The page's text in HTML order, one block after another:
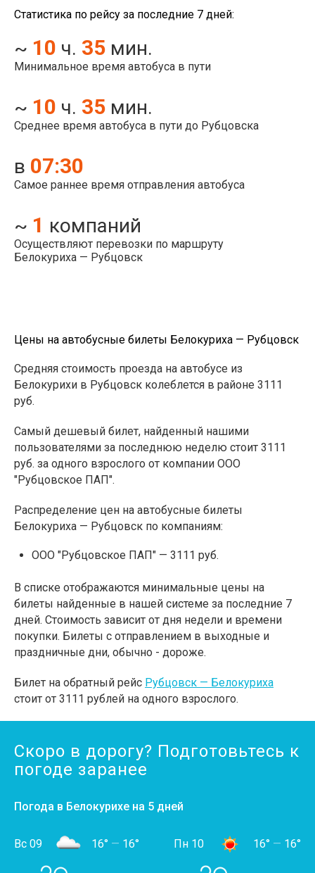
Статистика по рейсу за последние 7 дней:
~ 10 ч. 35 мин.
Минимальное время автобуса в пути
~ 10 ч. 35 мин.
Среднее время автобуса в пути до Рубцовска
в 07:30
Самое раннее время отправления автобуса
~ 1 компаний
Осуществляют перевозки по маршруту
Белокуриха — Рубцовск
Цены на автобусные билеты Белокуриха — Рубцовск
Средняя стоимость проезда на автобусе из
Белокурихи в Рубцовск колеблется в районе 3111
руб.
Самый дешевый билет, найденный нашими
пользователями за последнюю неделю стоит 3111
руб. за одного взрослого от компании ООО
"Рубцовское ПАП".
Распределение цен на автобусные билеты
Белокуриха — Рубцовск по компаниям:
ООО "Рубцовское ПАП" — 3111 руб.
В списке отображаются минимальные цены на
билеты найденные в нашей системе за последние 7
дней. Стоимость зависит от дня недели и времени
покупки. Билеты с отправлением в выходные и
праздничные дни, обычно - дороже.
Билет на обратный рейс Рубцовск — Белокуриха
стоит от 3111 рублей на одного взрослого.
Скоро в дорогу? Подготовьтесь к
погоде заранее
Погода в Белокурихе на 5 дней
Вс 09 16° — 16° Пн 10 16° — 16°